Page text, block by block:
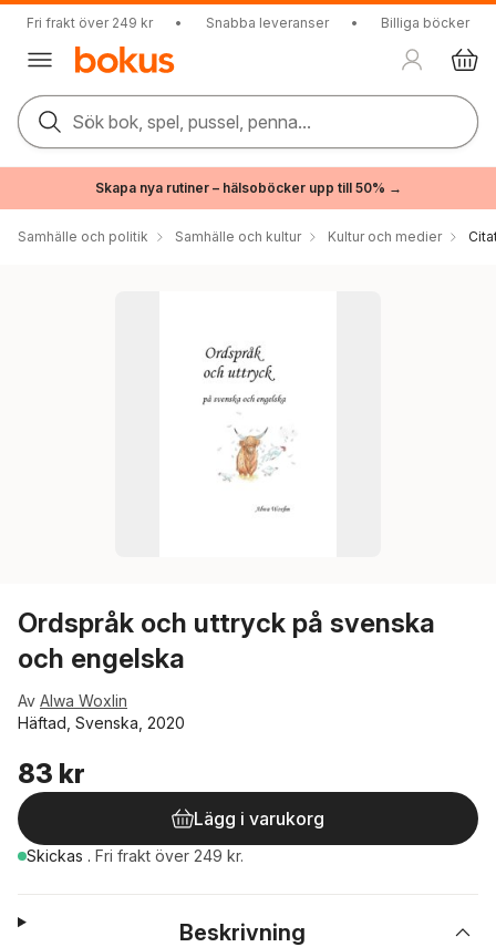
Fri frakt över 249 kr • Snabba leveranser • Billiga böcker
Sök bok, spel, pussel, penna...
Skapa nya rutiner – hälsoböcker upp till 50% →
Samhälle och politik Samhälle och kultur Kultur och medier
Ordspråk och uttryck på svenska
och engelska
Av Alwa Woxlin
Häftad, Svenska, 2020
83 kr
Lägg i varukorg
Skickas . Fri frakt över 249 kr.
Beskrivning